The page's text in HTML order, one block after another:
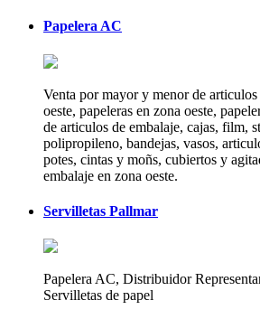
Papelera AC
Venta por mayor y menor de articulos
oeste, papeleras en zona oeste,
de articulos de embalaje, cajas, film,
polipropileno, bandejas, vasos,
potes, cintas y moñs, cubiertos y
embalaje en zona oeste.
Servilletas Pallmar
Papelera AC, Distribuidor
Servilletas de papel